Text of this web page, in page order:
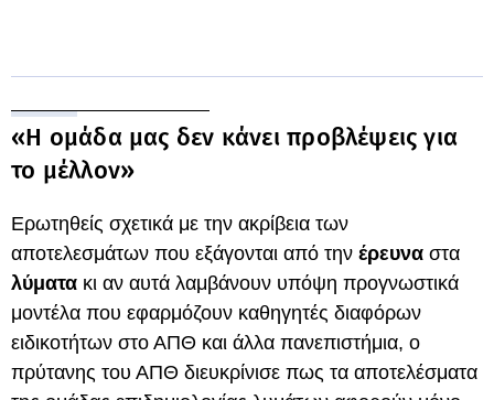
«Η ομάδα μας δεν κάνει προβλέψεις για
το μέλλον»
Ερωτηθείς σχετικά με την ακρίβεια των
αποτελεσμάτων που εξάγονται από την έρευνα στα
λύματα κι αν αυτά λαμβάνουν υπόψη προγνωστικά
μοντέλα που εφαρμόζουν καθηγητές διαφόρων
ειδικοτήτων στο ΑΠΘ και άλλα πανεπιστήμια, ο
πρύτανης του ΑΠΘ διευκρίνισε πως τα αποτελέσματα